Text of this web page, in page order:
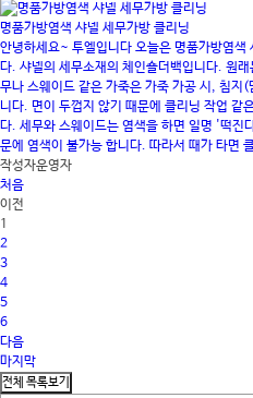
명품가방염색 샤넬 세무가방 클리닝
안녕하세요~ 투엘입니다 오늘은 명품가방염색
다. 샤넬의 세무소재의 체인숄더백입니다. 원
무나 스웨이드 같은 가죽은 가죽 가공 시, 침지
니다. 면이 두껍지 않기 때문에 클리닝 작업 같
다. 세무와 스웨이드는 염색을 하면 일명 '떡진
문에 염색이 불가능 합니다. 따라서 때가 타면
작성자운영자
처음
이전
1
2
3
4
5
6
다음
마지막